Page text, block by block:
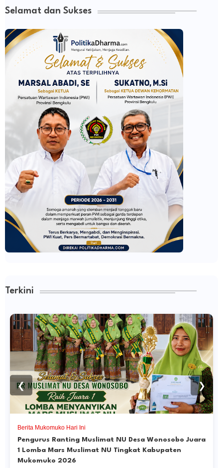
Selamat dan Sukses
Terkini
Berita Mukomuko Hari Ini
Pengurus Ranting Muslimat NU Desa Wonosobo Juara
1 Lomba Mars Muslimat NU Tingkat Kabupaten
Mukomuko 2026
❮ ❯